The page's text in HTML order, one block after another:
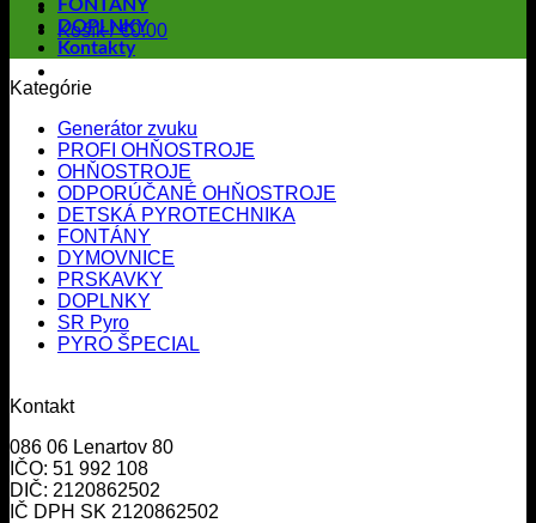
Košík /€0.00
FONTÁNY
DOPLNKY
Kontakty
Kategórie
Generátor zvuku
PROFI OHŇOSTROJE
OHŇOSTROJE
ODPORÚČANÉ OHŇOSTROJE
DETSKÁ PYROTECHNIKA
FONTÁNY
DYMOVNICE
PRSKAVKY
DOPLNKY
SR Pyro
PYRO ŠPECIAL
Kontakt
086 06 Lenartov 80
IČO: 51 992 108
DIČ: 2120862502
IČ DPH SK 2120862502